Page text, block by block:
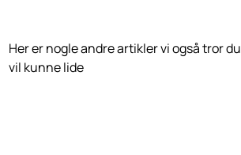
Her er nogle andre artikler vi også tror du
vil kunne lide